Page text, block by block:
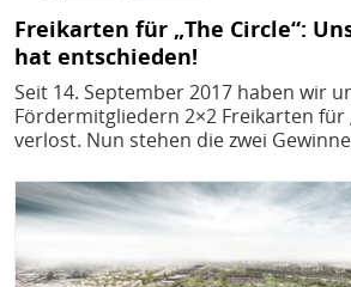
Freikarten für „The Circle“:
hat entschieden!
Seit 14. September 2017 haben wir
Fördermitgliedern 2×2 Freikarten für
verlost. Nun stehen die zwei
Bild